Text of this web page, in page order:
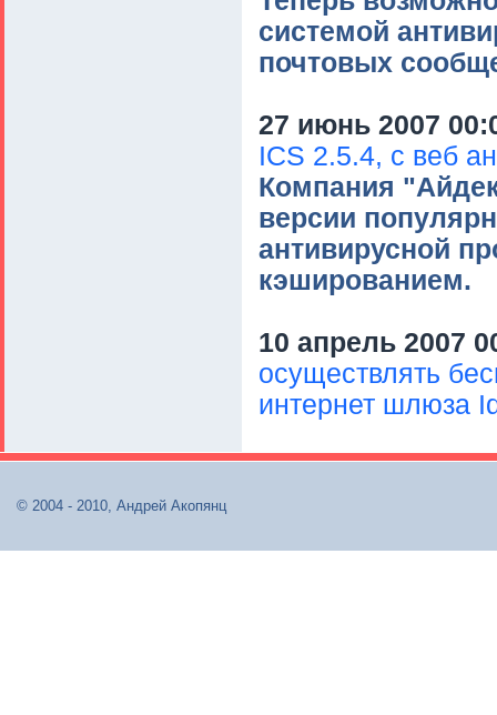
системой
почтовых
27 июнь 2007
ICS 2.5.4, с веб
Компания
версии
антивирусной
кэшированием.
10 апрель 2007
осуществлять
интернет шлюза
© 2004 - 2010, Андрей Акопянц